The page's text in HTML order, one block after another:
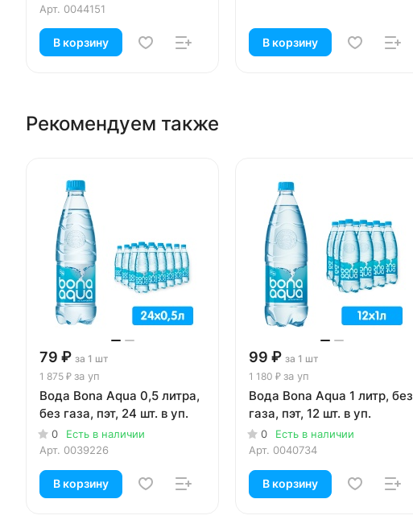
Арт. 0044151
В корзину В корзину
Рекомендуем также
79 ₽ за 1 шт
1 875 ₽ за уп
Вода Bona Aqua 0,5 литра,
без газа, пэт, 24 шт. в уп.
0
Есть в наличии
Арт. 0039226
В корзину
99 ₽ за 1 шт
1 180 ₽ за уп
Вода Bona Aqua 1 литр, без
газа, пэт, 12 шт. в уп.
0
Есть в наличии
Арт. 0040734
В корзину